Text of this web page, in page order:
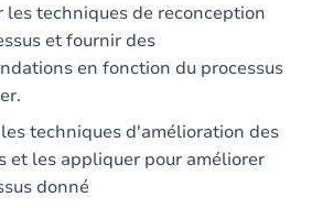
les techniques de reconception
et fournir des
en fonction du processus
techniques d'amélioration des
et les appliquer pour améliorer
donné